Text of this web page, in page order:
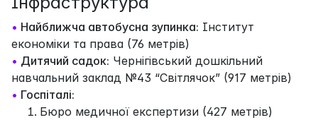
• Найближча автобусна зупинка: Інститут
економіки та права (76 метрів)
• Дитячий садок: Чернігівський дошкільний
навчальний заклад №43 “Світлячок” (917 метрів)
• Госпіталі:
Бюро медичної експертизи (427 метрів)